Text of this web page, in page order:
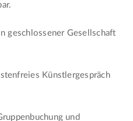
geschlossener Gesellschaft
Künstlergespräch
und